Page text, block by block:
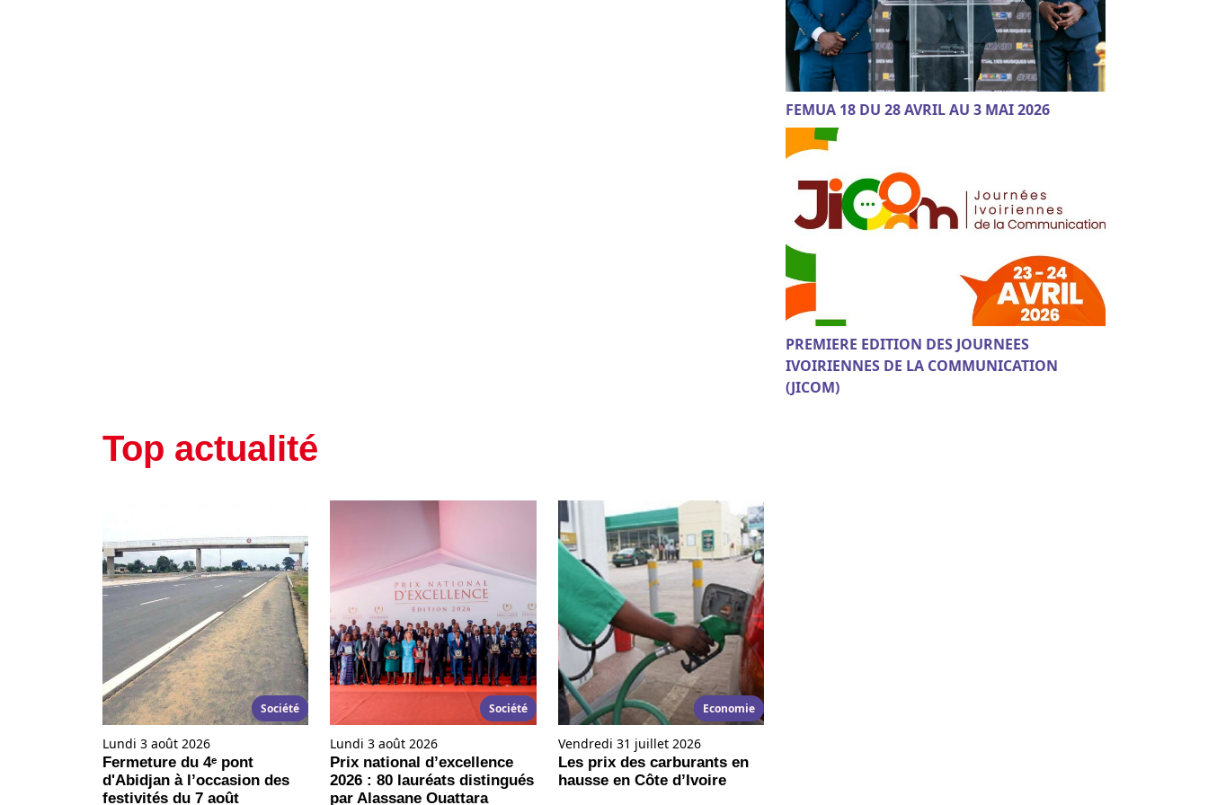
FEMUA 18 DU 28 AVRIL AU 3 MAI 2026
PREMIERE EDITION DES JOURNEES
IVOIRIENNES DE LA COMMUNICATION
(JICOM)
Top actualité
Société
Lundi 3 août 2026
Fermeture du 4ᵉ pont
d'Abidjan à l’occasion des
festivités du 7 août
Société
Lundi 3 août 2026
Prix national d’excellence
2026 : 80 lauréats distingués
par Alassane Ouattara
Economie
Vendredi 31 juillet 2026
Les prix des carburants en
hausse en Côte d’Ivoire